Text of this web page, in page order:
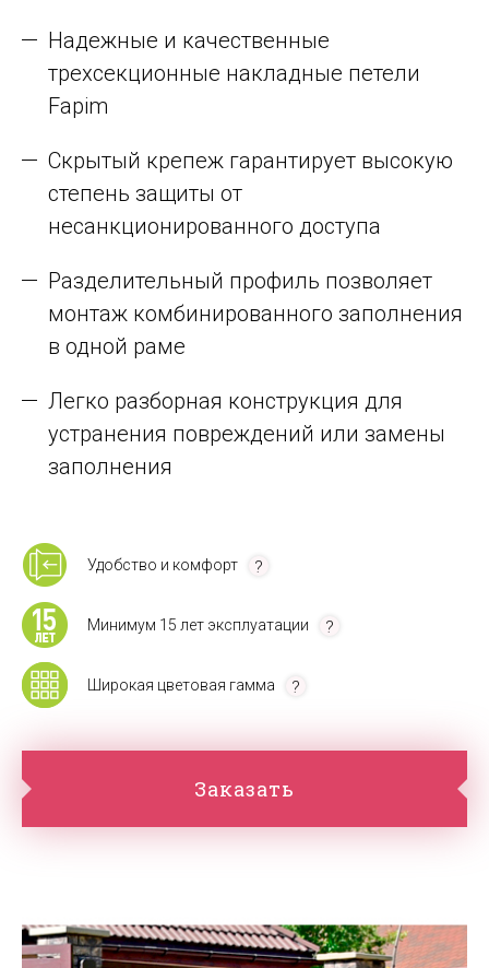
Надежные и качественные
трехсекционные накладные петели
Fapim
Скрытый крепеж гарантирует высокую
степень защиты от
несанкционированного доступа
Разделительный профиль позволяет
монтаж комбинированного заполнения
в одной раме
Легко разборная конструкция для
устранения повреждений или замены
заполнения
Удобство и комфорт
Минимум 15 лет эксплуатации
Широкая цветовая гамма
Заказать